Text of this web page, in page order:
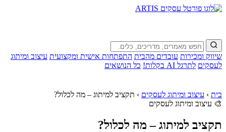
שיווק ומכירות עובדים מהבית התפתחות אישית ומקצועית עיצוב ומיתוג
לעסקים לתרגל AI בקלות! כל הנושאים
בית › עיצוב ומיתוג לעסקים › תקציב למיתוג – מה לכלול?
🎨 עיצוב ומיתוג לעסקים
תקציב למיתוג – מה לכלול?